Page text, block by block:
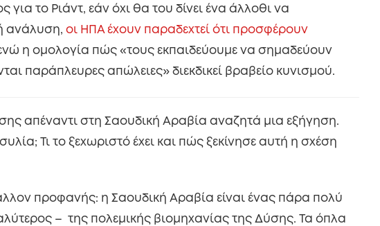
το Ριάντ, εάν όχι θα του δίνει ένα άλλοθι να
ανάλυση, οι ΗΠΑ έχουν παραδεχτεί ότι προσφέρουν
η ομολογία πώς «τους εκπαιδεύουμε να σημαδεύουν
παράπλευρες απώλειες» διεκδικεί βραβείο κυνισμού.
απέναντι στη Σαουδική Αραβία αναζητά μια εξήγηση.
Τι το ξεχωριστό έχει και πώς ξεκίνησε αυτή η σχέση
προφανής: η Σαουδική Αραβία είναι ένας πάρα πολύ
– της πολεμικής βιομηχανίας της Δύσης. Τα όπλα